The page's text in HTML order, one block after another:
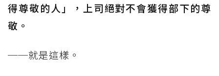
得尊敬的人」，上司絕對不會獲得部下的尊
敬。
──就是這樣。